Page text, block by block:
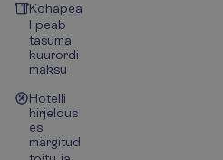
Kohapea
l peab
tasuma
kuurordi
maksu
Hotelli
kirjeldus
es
märgitud